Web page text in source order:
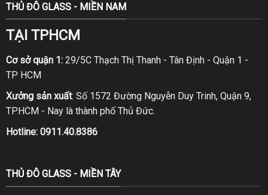
THỦ ĐÔ GLASS - MIỀN NAM
TẠI TPHCM
Cơ sở quận 1:29/5C Thạch Thị Thanh - Tân Định - Quận 1 -
TP HCM
Xưởng sản xuất: Số 1572 Đường Nguyễn Duy Trinh, Quận 9,
TPHCM - Nay là thành phố Thủ Đức.
Hotline: 0911.40.8386
THỦ ĐÔ GLASS - MIỀN TÂY